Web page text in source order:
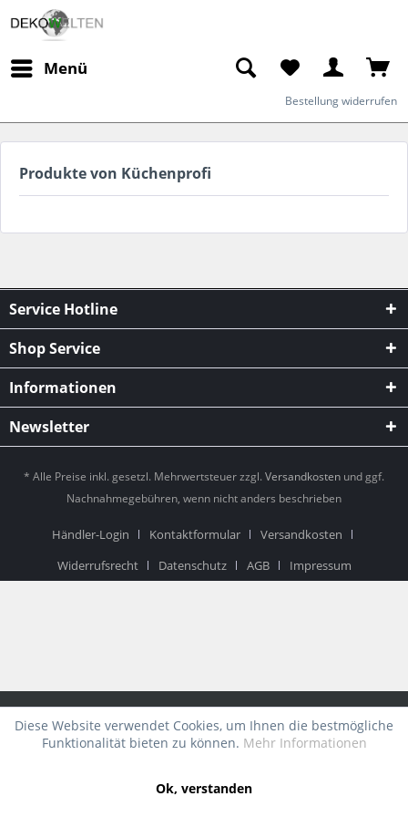
Menü
Bestellung widerrufen
Produkte von Küchenprofi
Service Hotline
Shop Service
Informationen
Newsletter
* Alle Preise inkl. gesetzl. Mehrwertsteuer zzgl. Versandkosten und ggf.
Nachnahmegebühren, wenn nicht anders beschrieben
Händler-Login Kontaktformular
Versandkosten
Widerrufsrecht
Datenschutz AGB Impressum
Diese Website verwendet Cookies, um Ihnen die bestmögliche
Funktionalität bieten zu können. Mehr Informationen
Ok, verstanden